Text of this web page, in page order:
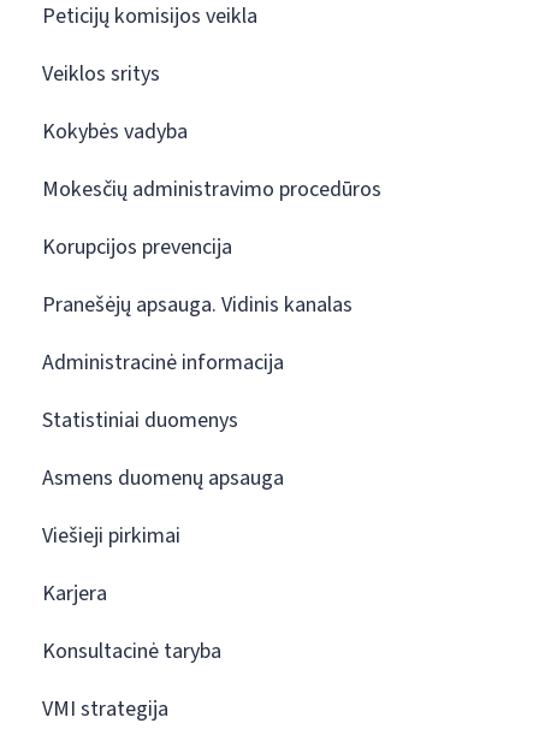
Peticijų komisijos veikla
Veiklos sritys
Kokybės vadyba
Mokesčių administravimo procedūros
Korupcijos prevencija
Pranešėjų apsauga. Vidinis kanalas
Administracinė informacija
Statistiniai duomenys
Asmens duomenų apsauga
Viešieji pirkimai
Karjera
Konsultacinė taryba
VMI strategija